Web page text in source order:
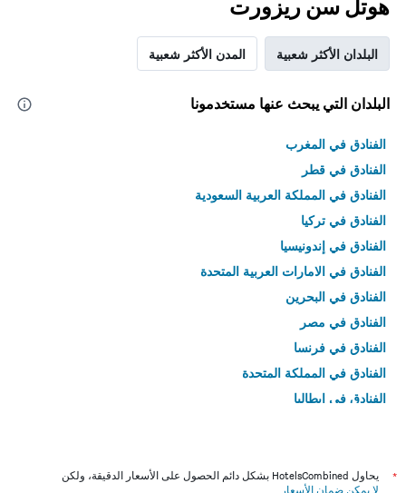
هوتل سن ريزورت
البلدان الأكثر شعبية المدن الأكثر شعبية
البلدان التي يبحث عنها مستخدمونا
الفنادق في المغرب
الفنادق في قطر
الفنادق في المملكة العربية السعودية
الفنادق في تركيا
الفنادق في إندونيسيا
الفنادق في الامارات العربية المتحدة
الفنادق في البحرين
الفنادق في مصر
الفنادق في فرنسا
الفنادق في المملكة المتحدة
الفنادق في إيطاليا
*
يحاول HotelsCombined بشكل دائم الحصول على الأسعار الدقيقة، ولكن
لا يمكن ضمان الأسعار